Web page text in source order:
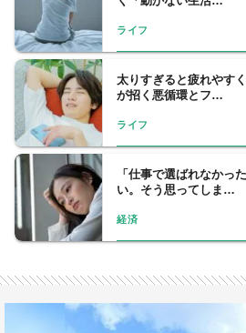
ライフ
太りすぎると疲れやす
が招く悪循環とフ…
ライフ
「仕事で選ばれなかっ
い。そう思ってしま…
経済